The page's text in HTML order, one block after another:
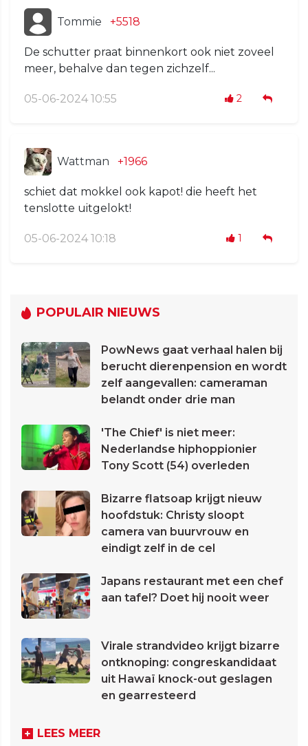
Tommie +5518
De schutter praat binnenkort ook niet zoveel
meer, behalve dan tegen zichzelf...
05-06-2024 10:55 2
Wattman +1966
schiet dat mokkel ook kapot! die heeft het
tenslotte uitgelokt!
05-06-2024 10:18 1
POPULAIR NIEUWS
PowNews gaat verhaal halen bij
berucht dierenpension en wordt
zelf aangevallen: cameraman
belandt onder drie man
'The Chief' is niet meer:
Nederlandse hiphoppionier
Tony Scott (54) overleden
Bizarre flatsoap krijgt nieuw
hoofdstuk: Christy sloopt
camera van buurvrouw en
eindigt zelf in de cel
Japans restaurant met een chef
aan tafel? Doet hij nooit weer
Virale strandvideo krijgt bizarre
ontknoping: congreskandidaat
uit Hawaï knock-out geslagen
en gearresteerd
LEES MEER